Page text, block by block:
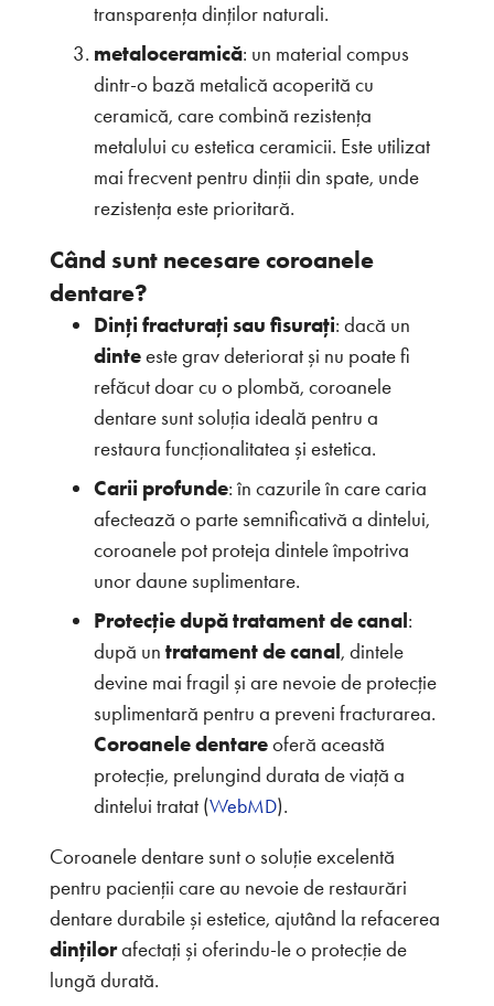
transparența dinților naturali.
metaloceramică: un material compus
dintr-o bază metalică acoperită cu
ceramică, care combină rezistența
metalului cu estetica ceramicii. Este utilizat
mai frecvent pentru dinții din spate, unde
rezistența este prioritară.
Când sunt necesare coroanele
dentare?
Dinți fracturați sau fisurați: dacă un
dinteeste grav deteriorat și nu poate fi
refăcut doar cu o plombă, coroanele
dentare sunt soluția ideală pentru a
restaura funcționalitatea și estetica.
Carii profunde: în cazurile în care caria
afectează o parte semnificativă a dintelui,
coroanele pot proteja dintele împotriva
unor daune suplimentare.
Protecție după tratament de canal:
după un tratament de canal, dintele
devine mai fragil și are nevoie de protecție
suplimentară pentru a preveni fracturarea.
Coroanele dentareoferă această
protecție, prelungind durata de viață a
dintelui tratat (WebMD).
Coroanele dentare sunt o soluție excelentă
pentru pacienții care au nevoie de restaurări
dentare durabile și estetice, ajutând la refacerea
dințilorafectați și oferindu-le o protecție de
lungă durată.